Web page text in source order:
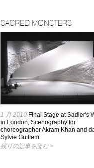
SACRED MONSTERS
1 月 2010 Final Stage at Sadler's
in London, Scenography for
choreographer Akram Khan and
Sylvie Guillem
残りの記事を読む >